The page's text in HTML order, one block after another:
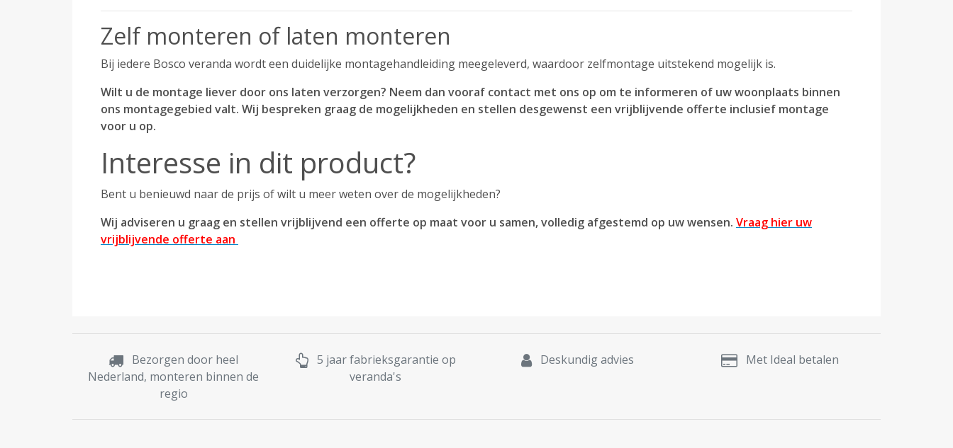
Zelf monteren of laten monteren
Bij iedere Bosco veranda wordt een duidelijke montagehandleiding meegeleverd, waardoor zelfmontage uitstekend mogelijk is.
Wilt u de montage liever door ons laten verzorgen? Neem dan vooraf contact met ons op om te informeren of uw woonplaats binnen
ons montagegebied valt. Wij bespreken graag de mogelijkheden en stellen desgewenst een vrijblijvende offerte inclusief montage
voor u op.
Interesse in dit product?
Bent u benieuwd naar de prijs of wilt u meer weten over de mogelijkheden?
Wij adviseren u graag en stellen vrijblijvend een offerte op maat voor u samen, volledig afgestemd op uw wensen. Vraag hier uw
vrijblijvende offerte aan
Bezorgen door heel
Nederland, monteren binnen de
regio
5 jaar fabrieksgarantie op
veranda's
Deskundig advies Met Ideal betalen